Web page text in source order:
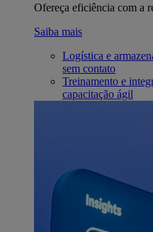
Ofereça eficiência com a
Saiba mais
Logística e
sem contato
Treinamento e
capacitação ágil